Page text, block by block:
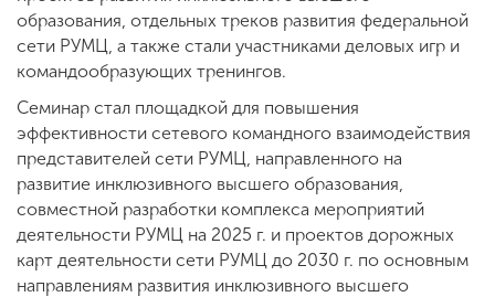
образования, отдельных треков развития федеральной
сети РУМЦ, а также стали участниками деловых игр и
командообразующих тренингов.
Семинар стал площадкой для повышения
эффективности сетевого командного взаимодействия
представителей сети РУМЦ, направленного на
развитие инклюзивного высшего образования,
совместной разработки комплекса мероприятий
деятельности РУМЦ на 2025 г. и проектов дорожных
карт деятельности сети РУМЦ до 2030 г. по основным
направлениям развития инклюзивного высшего